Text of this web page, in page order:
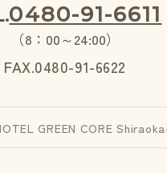
0480-91-6611
（8：00～24:00）
FAX.0480-91-6622
GREEN CORE